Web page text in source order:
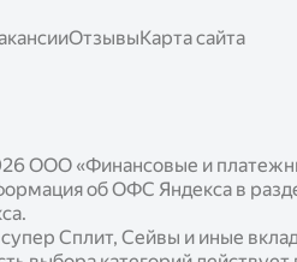
ОтзывыКарта сайта
ООО «Финансовые и
об ОФС Яндекса в
Сплит, Сейвы и иные